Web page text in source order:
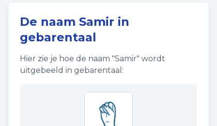
De naam Samir in
gebarentaal
Hier zie je hoe de naam "Samir" wordt
uitgebeeld in gebarentaal: